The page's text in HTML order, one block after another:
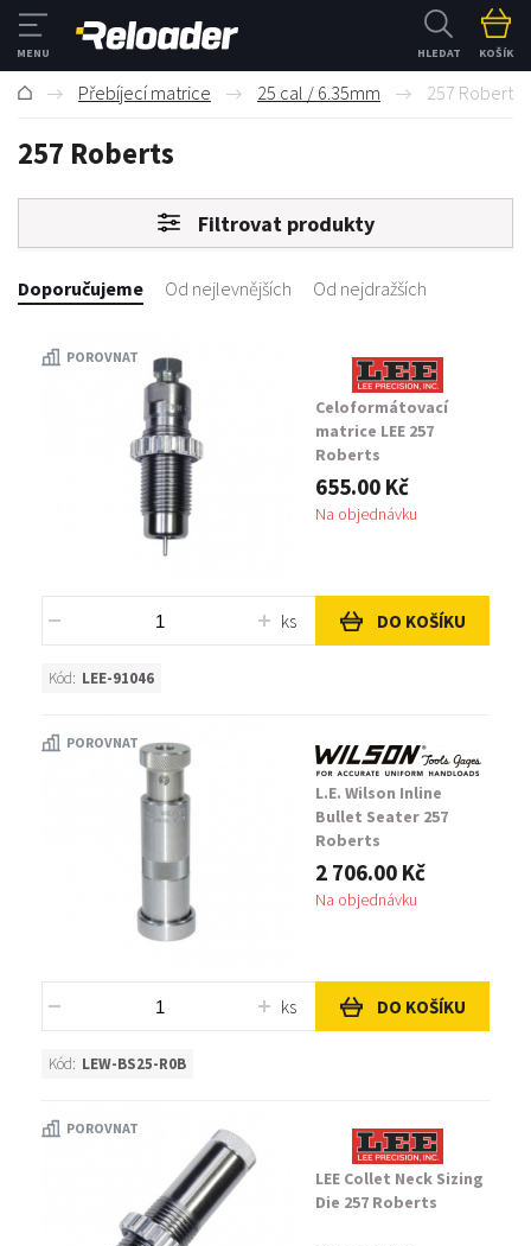
HLEDAT KOŠÍK
Přebíjecí matrice 25 cal / 6.35mm 257 Roberts
257 Roberts
Filtrovat produkty
Doporučujeme Od nejlevnějších Od nejdražších
POROVNAT
Celoformátovací
matrice LEE 257
Roberts
655.00 Kč
Na objednávku
ks DO KOŠÍKU
Kód: LEE-91046
POROVNAT
L.E. Wilson Inline
Bullet Seater 257
Roberts
2 706.00 Kč
Na objednávku
ks DO KOŠÍKU
Kód: LEW-BS25-R0B
POROVNAT
LEE Collet Neck Sizing
Die 257 Roberts